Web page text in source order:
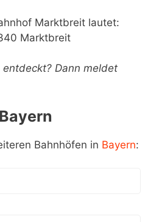
Marktbreit lautet:
Marktbreit
Dann meldet
Bahnhöfen in Bayern: